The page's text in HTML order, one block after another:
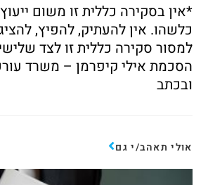
*אין בסקירה כללית זו משום
כלשהו. אין להעתיק, להפיץ,
למסור סקירה כללית זו לצד
הסכמת אילי קיפרמן – משרד
ובכתב
אולי תאהב/י גם